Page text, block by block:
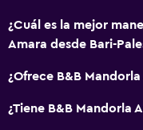
¿Cuál es la mejor
Amara desde Bari-
¿Ofrece B&B
¿Tiene B&B Mandorla